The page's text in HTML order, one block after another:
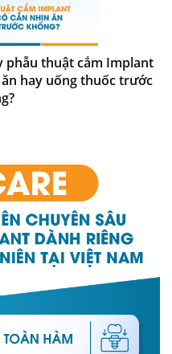
phẫu thuật cắm Implant
hay uống thuốc trước